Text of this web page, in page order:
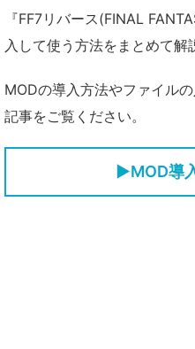
『FF7リバース(FINAL
入して使う方法をまとめて解
MODの導入方法やファイル
記事をご覧ください。
▶MOD導